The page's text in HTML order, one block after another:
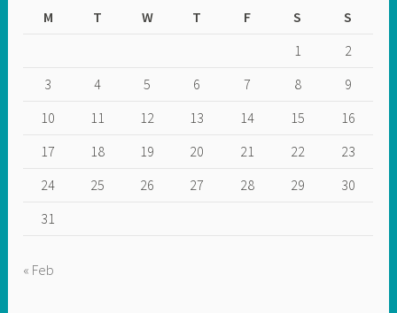
M
T W T F S
S
1
2
3
4 5 6 7 8
9
10
11 12 13 14 15
16
17
18 19 20 21 22
23
24
25 26 27 28 29
30
31
« Feb